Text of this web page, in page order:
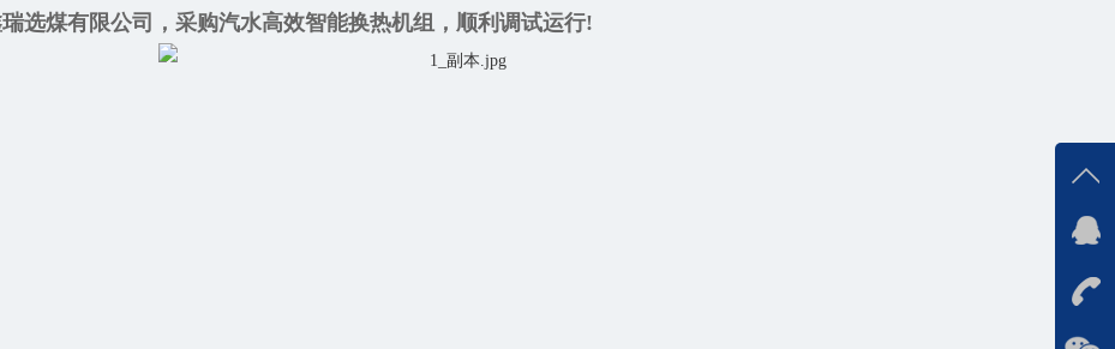
选煤有限公司，采购汽水高效智能换热机组，顺利调试运行!
在线